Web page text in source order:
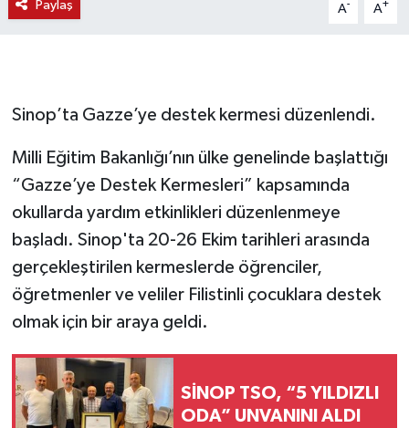
Paylaş A- A+
Sinop’ta Gazze’ye destek kermesi düzenlendi.
Milli Eğitim Bakanlığı’nın ülke genelinde başlattığı
“Gazze’ye Destek Kermesleri” kapsamında
okullarda yardım etkinlikleri düzenlenmeye
başladı. Sinop'ta 20-26 Ekim tarihleri arasında
gerçekleştirilen kermeslerde öğrenciler,
öğretmenler ve veliler Filistinli çocuklara destek
olmak için bir araya geldi.
SİNOP TSO, “5 YILDIZLI
ODA” UNVANINI ALDI